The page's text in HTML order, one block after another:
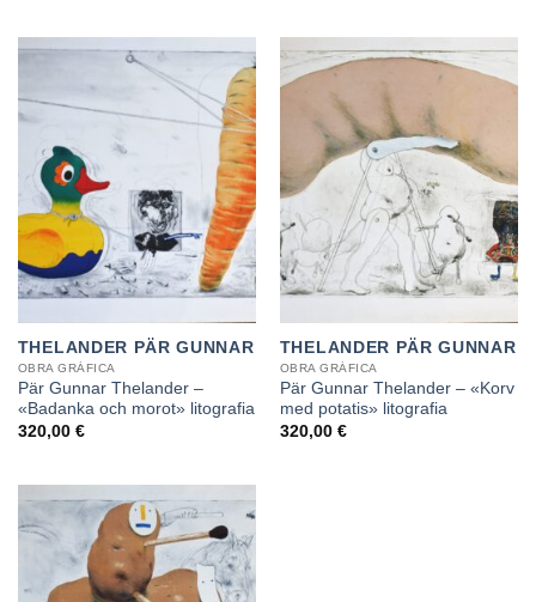
THELANDER PÄR GUNNAR
OBRA GRÁFICA
Pär Gunnar Thelander –
«Badanka och morot» litografia
320,00 €
THELANDER PÄR GUNNAR
OBRA GRÁFICA
Pär Gunnar Thelander – «Korv
med potatis» litografia
320,00 €